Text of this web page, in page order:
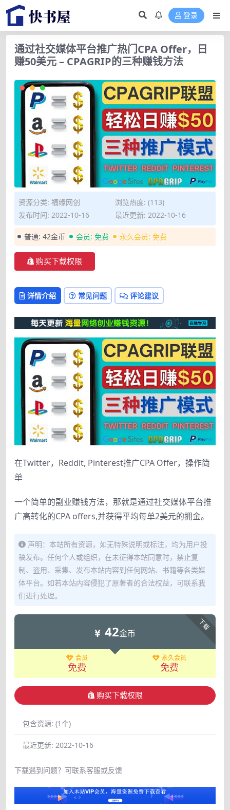
登录
通过社交媒体平台推广热门CPA Offer，日
赚50美元 – CPAGRIP的三种赚钱方法
资源分类: 福缘网创
浏览热度: (113)
发布时间: 2022-10-16
最近更新: 2022-10-16
普通: 42金币 会员: 免费 永久会员: 免费
购买下载权限
详情介绍 常见问题 评论建议
在Twitter，Reddit, Pinterest推广CPA Offer，操作简
单
一个简单的副业赚钱方法，那就是通过社交媒体平台推
广高转化的CPA offers,并获得平均每单2美元的拥金。
声明：本站所有资源，如无特殊说明或标注，均为用户投
稿发布。任何个人或组织，在未征得本站同意时，禁止复
制、盗用、采集、发布本站内容到任何网站、书籍等各类媒
体平台。如若本站内容侵犯了原著者的合法权益，可联系我
们进行处理。
下载
42金币
会员
免费
永久会员
免费
购买下载权限
包含资源: (1个)
最近更新: 2022-10-16
下载遇到问题？可联系客服或反馈